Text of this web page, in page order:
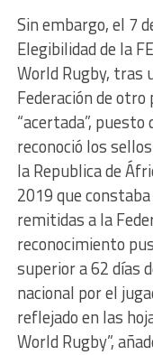
Sin embargo, el 7
Elegibilidad de la
World Rugby, tras
Federación de
“acertada”,
reconoció los
la Republica de
2019 que
remitidas a la
reconocimiento
superior a 62 días
nacional por el
reflejado en las
World Rugby”,